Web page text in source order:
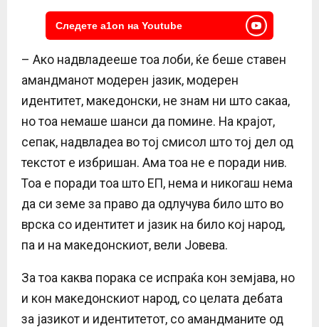
Следете a1on на Youtube
– Ако надвладееше тоа лоби, ќе беше ставен
амандманот модерен јазик, модерен
идентитет, македонски, не знам ни што сакаа,
но тоа немаше шанси да помине. На крајот,
сепак, надвладеа во тој смисол што тој дел од
текстот е избришан. Ама тоа не е поради нив.
Тоа е поради тоа што ЕП, нема и никогаш нема
да си земе за право да одлучува било што во
врска со идентитет и јазик на било кој народ,
па и на македонскиот, вели Јовева.
За тоа каква порака се испраќа кон земјава, но
и кон македонскиот народ, со целата дебата
за јазикот и идентитетот, со амандманите од